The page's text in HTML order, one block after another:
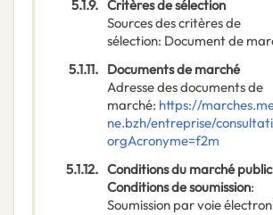
5.1.9. Critères de sélection
Sources des critères de
sélection: Document de
5.1.11. Documents de marché
Adresse des documents de
marché: https://
ne.bzh/entreprise/
orgAcronyme=f2m
5.1.12. Conditions du marché public
Conditions de soumission:
Soumission par voie